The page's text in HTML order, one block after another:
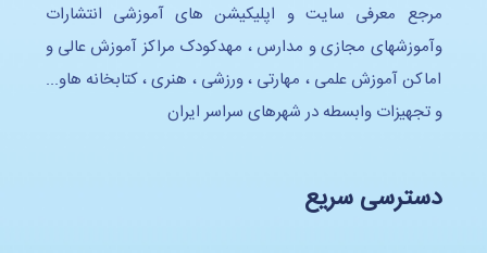
مرجع معرفی سایت و اپلیکیشن های آموزشی انتشارات
وآموزشهای مجازی و مدارس ، مهدکودک مراکز آموزش عالی و
اماکن آموزش علمی ، مهارتی ، ورزشی ، هنری ، کتابخانه هاو...
و تجهیزات وابسطه در شهرهای سراسر ایران
دسترسی سریع